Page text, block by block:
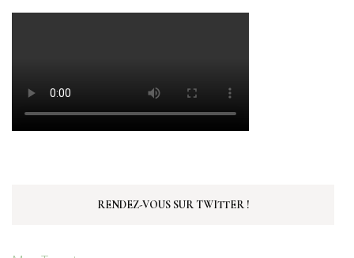
RENDEZ-VOUS SUR TWITTER !